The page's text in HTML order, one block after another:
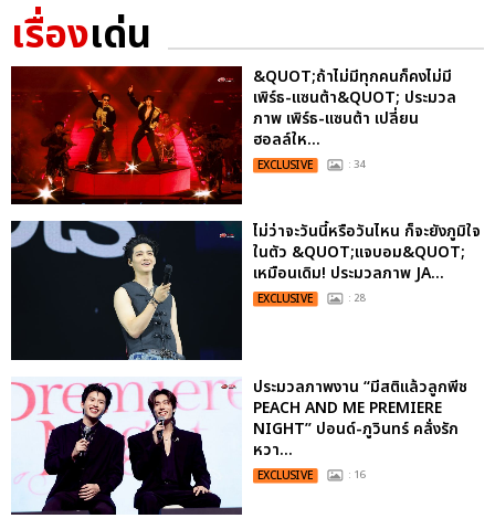
เรื่องเด่น
&QUOT;ถ้าไม่มีทุกคนก็คงไม่มี
เพิร์ธ-แซนต้า&QUOT; ประมวล
ภาพ เพิร์ธ-แซนต้า เปลี่ยน
ฮอลล์ให...
EXCLUSIVE : 34
ไม่ว่าจะวันนี้หรือวันไหน ก็จะยังภูมิใจ
ในตัว &QUOT;แจบอม&QUOT;
เหมือนเดิม! ประมวลภาพ JA...
EXCLUSIVE : 28
ประมวลภาพงาน “มีสติแล้วลูกพีช
PEACH AND ME PREMIERE
NIGHT” ปอนด์-ภูวินทร์ คลั่งรัก
หวา...
EXCLUSIVE : 16